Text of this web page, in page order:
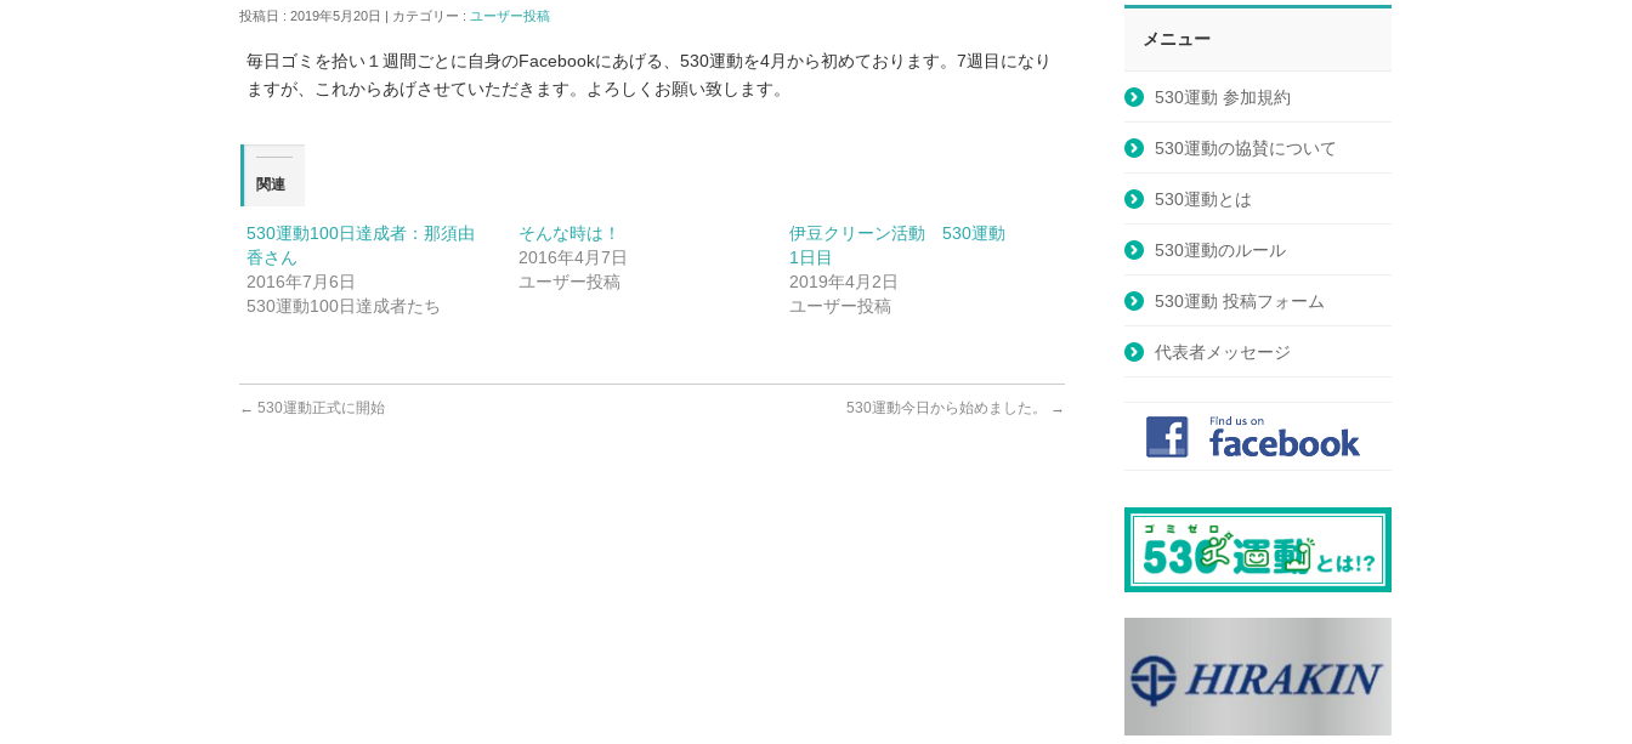
投稿日 : 2019年5月20日 | カテゴリー : ユーザー投稿
毎日ゴミを拾い１週間ごとに自身のFacebookにあげる、530運動を4月から初めております。7週目になり
ますが、これからあげさせていただきます。よろしくお願い致します。
関連
530運動100日達成者：那須由
香さん
2016年7月6日
530運動100日達成者たち
そんな時は！
2016年4月7日
ユーザー投稿
伊豆クリーン活動 530運動
1日目
2019年4月2日
ユーザー投稿
← 530運動正式に開始 530運動今日から始めました。 →
メニュー
530運動 参加規約
530運動の協賛について
530運動とは
530運動のルール
530運動 投稿フォーム
代表者メッセージ